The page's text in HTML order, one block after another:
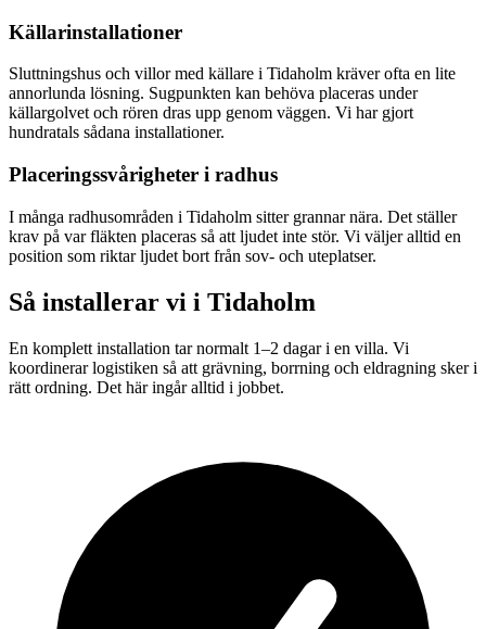
Källarinstallationer
Sluttningshus och villor med källare i Tidaholm kräver ofta en lite
annorlunda lösning. Sugpunkten kan behöva placeras under
källargolvet och rören dras upp genom väggen. Vi har gjort
hundratals sådana installationer.
Placeringssvårigheter i radhus
I många radhusområden i Tidaholm sitter grannar nära. Det ställer
krav på var fläkten placeras så att ljudet inte stör. Vi väljer alltid en
position som riktar ljudet bort från sov- och uteplatser.
Så installerar vi i Tidaholm
En komplett installation tar normalt 1–2 dagar i en villa. Vi
koordinerar logistiken så att grävning, borrning och eldragning sker i
rätt ordning. Det här ingår alltid i jobbet.